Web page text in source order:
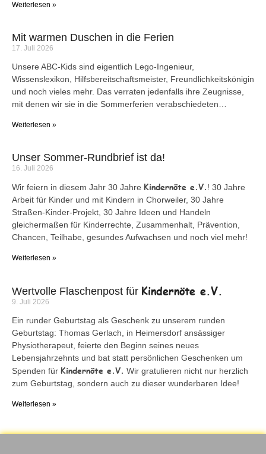
Weiterlesen »
Mit warmen Duschen in die Ferien
17. Juli 2026
Unsere ABC-Kids sind eigentlich Lego-Ingenieur,
Wissenslexikon, Hilfsbereitschaftsmeister, Freundlichkeitskönigin
und noch vieles mehr. Das verraten jedenfalls ihre Zeugnisse,
mit denen wir sie in die Sommerferien verabschiedeten…
Weiterlesen »
Unser Sommer-Rundbrief ist da!
16. Juli 2026
Wir feiern in diesem Jahr 30 Jahre Kindernöte e.V.! 30 Jahre
Arbeit für Kinder und mit Kindern in Chorweiler, 30 Jahre
Straßen-Kinder-Projekt, 30 Jahre Ideen und Handeln
gleichermaßen für Kinderrechte, Zusammenhalt, Prävention,
Chancen, Teilhabe, gesundes Aufwachsen und noch viel mehr!
Weiterlesen »
Wertvolle Flaschenpost für Kindernöte e.V.
9. Juli 2026
Ein runder Geburtstag als Geschenk zu unserem runden
Geburtstag: Thomas Gerlach, in Heimersdorf ansässiger
Physiotherapeut, feierte den Beginn seines neues
Lebensjahrzehnts und bat statt persönlichen Geschenken um
Spenden für Kindernöte e.V. Wir gratulieren nicht nur herzlich
zum Geburtstag, sondern auch zu dieser wunderbaren Idee!
Weiterlesen »